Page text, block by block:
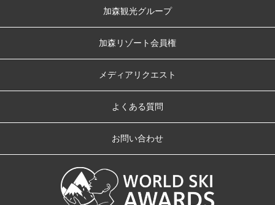
加森観光グループ
加森リゾート会員権
メディアリクエスト
よくある質問
お問い合わせ